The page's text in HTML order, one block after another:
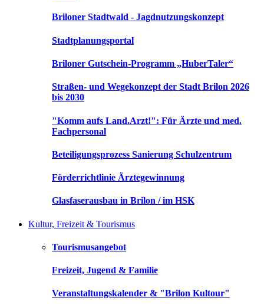
Briloner Stadtwald - Jagdnutzungskonzept
Stadtplanungsportal
Briloner Gutschein-Programm „HuberTaler“
Straßen- und Wegekonzept der Stadt Brilon 2026
bis 2030
"Komm aufs Land.Arzt!": Für Ärzte und med.
Fachpersonal
Beteiligungsprozess Sanierung Schulzentrum
Förderrichtlinie Ärztegewinnung
Glasfaserausbau in Brilon / im HSK
Kultur, Freizeit & Tourismus
Tourismusangebot
Freizeit, Jugend & Familie
Veranstaltungskalender & "Brilon Kultour"